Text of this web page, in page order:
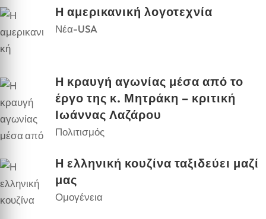
Η αμερικανική λογοτεχνία
Νέα-USA
Η κραυγή αγωνίας μέσα από το
έργο της κ. Μητράκη – κριτική
Ιωάννας Λαζάρου
Πολιτισμός
Η ελληνική κουζίνα ταξιδεύει μαζί
μας
Ομογένεια